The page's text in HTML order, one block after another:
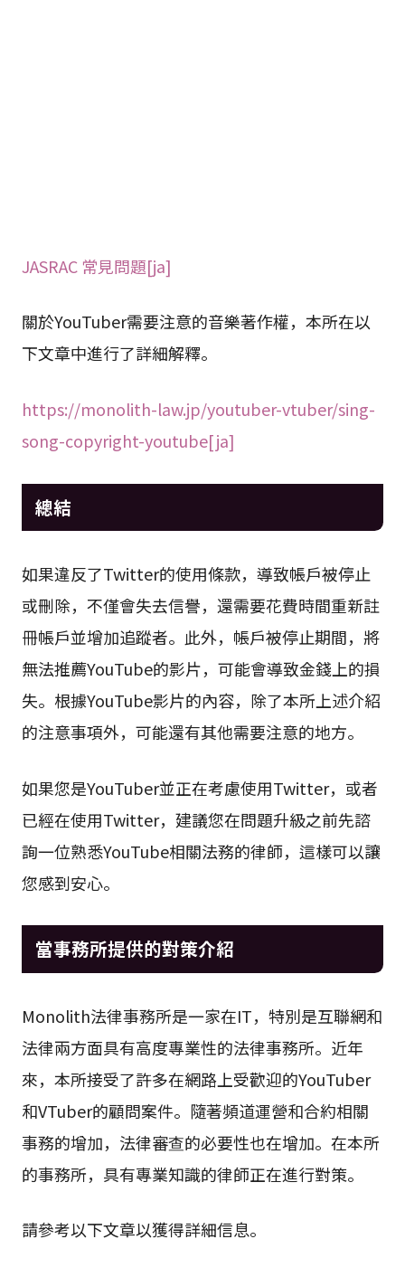
JASRAC 常見問題[ja]
關於YouTuber需要注意的音樂著作權，本所在以
下文章中進行了詳細解釋。
https://monolith-law.jp/youtuber-vtuber/sing-
song-copyright-youtube[ja]
總結
如果違反了Twitter的使用條款，導致帳戶被停止
或刪除，不僅會失去信譽，還需要花費時間重新註
冊帳戶並增加追蹤者。此外，帳戶被停止期間，將
無法推薦YouTube的影片，可能會導致金錢上的損
失。根據YouTube影片的內容，除了本所上述介紹
的注意事項外，可能還有其他需要注意的地方。
如果您是YouTuber並正在考慮使用Twitter，或者
已經在使用Twitter，建議您在問題升級之前先諮
詢一位熟悉YouTube相關法務的律師，這樣可以讓
您感到安心。
當事務所提供的對策介紹
Monolith法律事務所是一家在IT，特別是互聯網和
法律兩方面具有高度專業性的法律事務所。近年
來，本所接受了許多在網路上受歡迎的YouTuber
和VTuber的顧問案件。隨著頻道運營和合約相關
事務的增加，法律審查的必要性也在增加。在本所
的事務所，具有專業知識的律師正在進行對策。
請參考以下文章以獲得詳細信息。